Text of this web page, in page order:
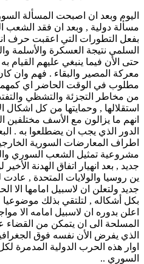
اليوم وبعد ان اصبحت المسألة
مسألة دولية , وبعد ان فقد الشعب
بفعل التطورات التي اعقبت حرف
السلمي نتيجة العسكرة والأسلمة
حتى الأن فيما ينبغي عليهم القيام
معركة المصير والبقاء . فهم وان
مطلوب في الوقت الحاضر اي
من مخاطر التجزئة والتشظي
استقلالها , وحمايتها من كل اشكال
انهم ما يزالون مع الأسف مختلفين
الدور الذي يجب ان يضطلعوا به .
اطراف المعارضات السورية
مشروعية تمثيل الشعب السوري
جديد , بعد انهيار اتفاق الهدنة
ين روسيا والولايات المتحدة ,
جديد ولتعلن ان لاسبيل امامها الا
بكل أشكاله , لتلتقي بذلك
اعلن بدوره ان لاسبيل امامه الا
المسلحة الى ان يتمكن من القضاء
الذي يفرض الأن نفسه فوق
اوار هذه الحرب الدولية المدمرة
السوري ..